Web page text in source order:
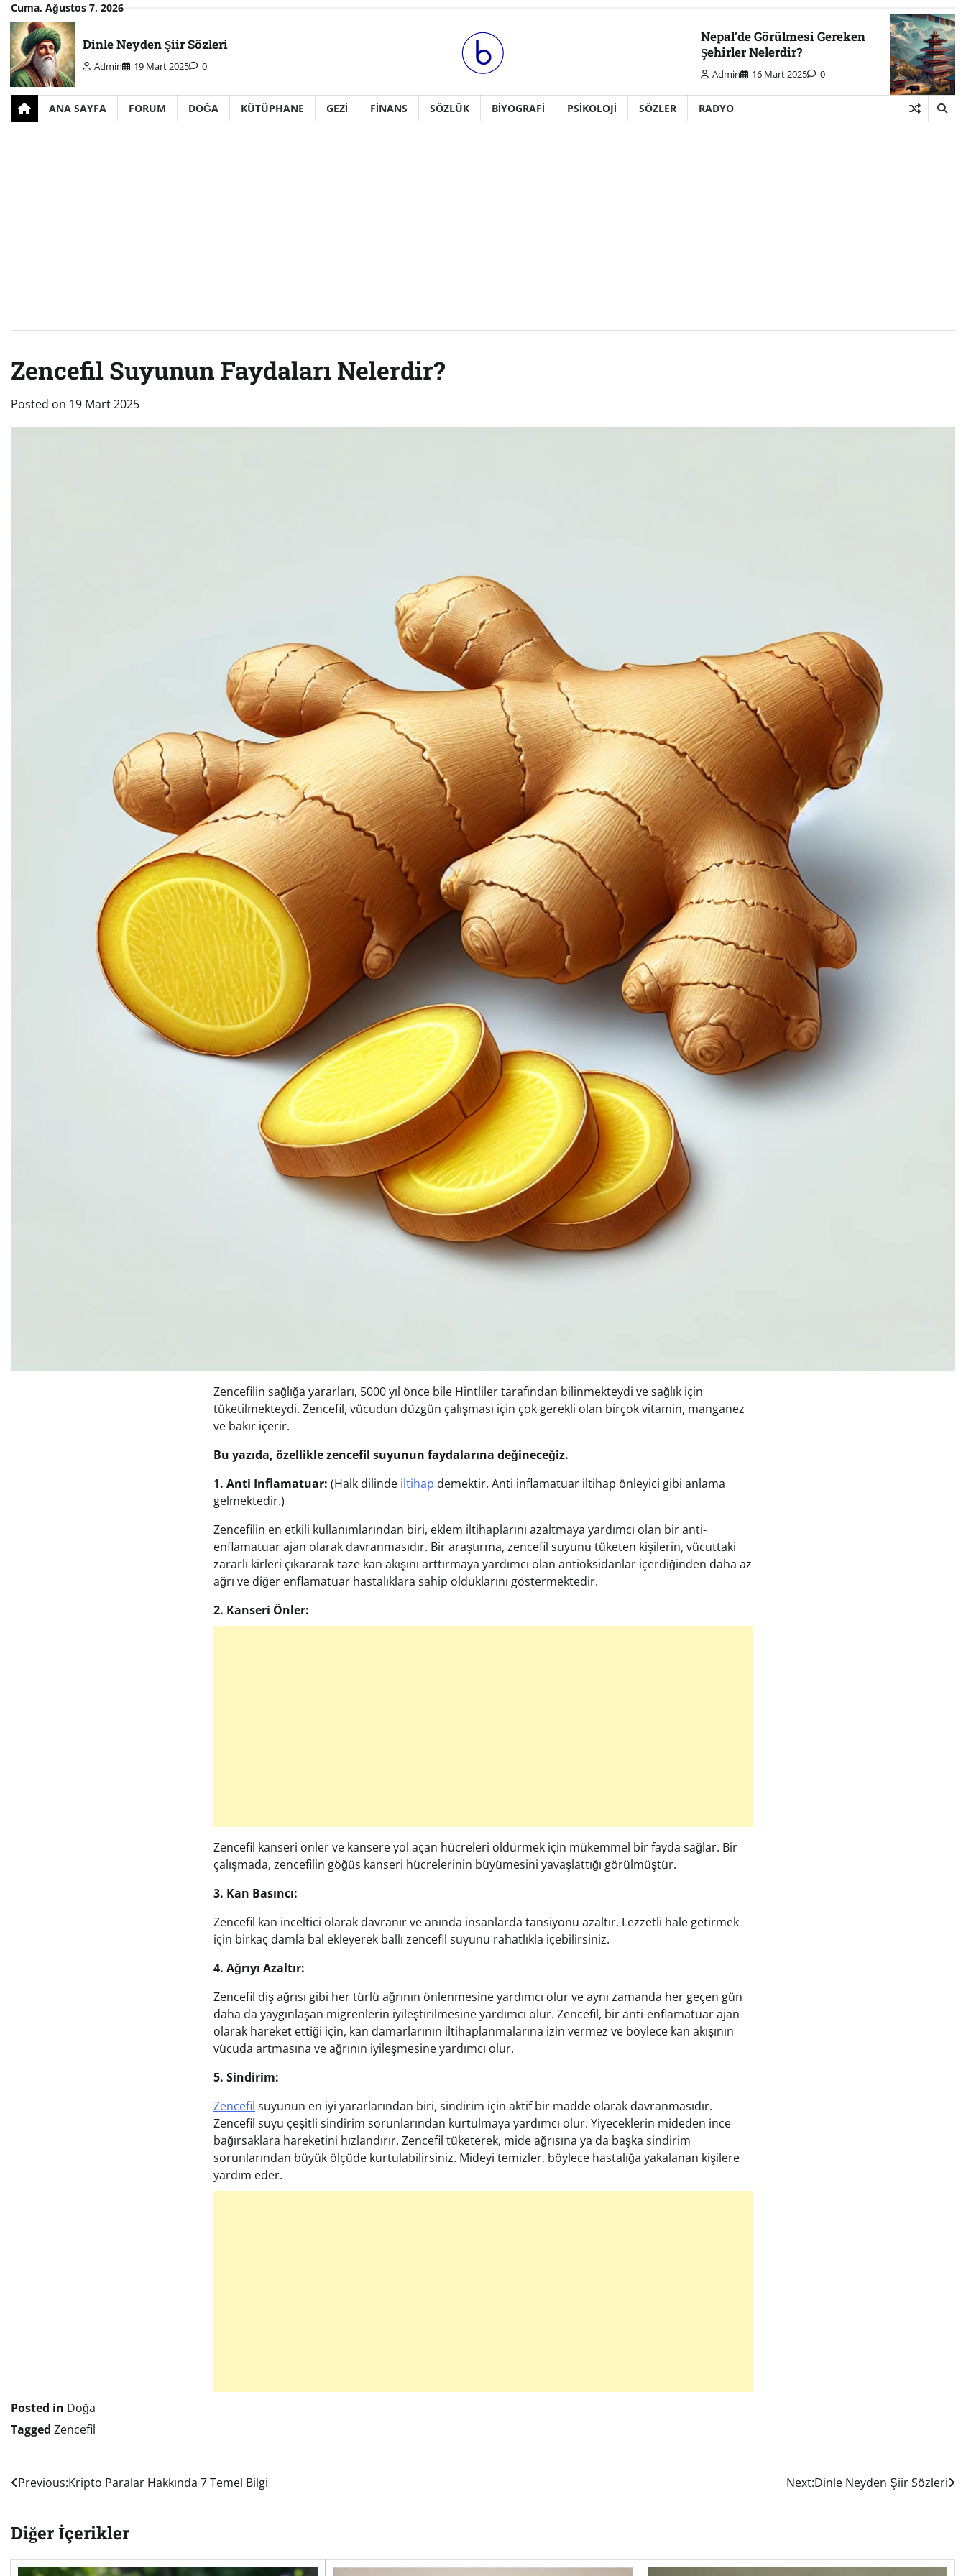
Skip
to
content
Cuma, Ağustos 7, 2026
Dinle Neyden Şiir Sözleri
Admin 19 Mart 2025 0
Nepal’de Görülmesi Gereken
Şehirler Nelerdir?
Admin 16 Mart 2025 0
ANA SAYFA FORUM DOĞA KÜTÜPHANE GEZI FINANS SÖZLÜK BIYOGRAFI PSIKOLOJI SÖZLER RADYO
Zencefil Suyunun Faydaları Nelerdir?
Posted on 19 Mart 2025
Zencefilin sağlığa yararları, 5000 yıl önce bile Hintliler tarafından bilinmekteydi ve sağlık için
tüketilmekteydi. Zencefil, vücudun düzgün çalışması için çok gerekli olan birçok vitamin, manganez
ve bakır içerir.
Bu yazıda, özellikle zencefil suyunun faydalarına değineceğiz.
1. Anti Inflamatuar: (Halk dilinde iltihap demektir. Anti inflamatuar iltihap önleyici gibi anlama
gelmektedir.)
Zencefilin en etkili kullanımlarından biri, eklem iltihaplarını azaltmaya yardımcı olan bir anti-
enflamatuar ajan olarak davranmasıdır. Bir araştırma, zencefil suyunu tüketen kişilerin, vücuttaki
zararlı kirleri çıkararak taze kan akışını arttırmaya yardımcı olan antioksidanlar içerdiğinden daha az
ağrı ve diğer enflamatuar hastalıklara sahip olduklarını göstermektedir.
2. Kanseri Önler:
Zencefil kanseri önler ve kansere yol açan hücreleri öldürmek için mükemmel bir fayda sağlar. Bir
çalışmada, zencefilin göğüs kanseri hücrelerinin büyümesini yavaşlattığı görülmüştür.
3. Kan Basıncı:
Zencefil kan inceltici olarak davranır ve anında insanlarda tansiyonu azaltır. Lezzetli hale getirmek
için birkaç damla bal ekleyerek ballı zencefil suyunu rahatlıkla içebilirsiniz.
4. Ağrıyı Azaltır:
Zencefil diş ağrısı gibi her türlü ağrının önlenmesine yardımcı olur ve aynı zamanda her geçen gün
daha da yaygınlaşan migrenlerin iyileştirilmesine yardımcı olur. Zencefil, bir anti-enflamatuar ajan
olarak hareket ettiği için, kan damarlarının iltihaplanmalarına izin vermez ve böylece kan akışının
vücuda artmasına ve ağrının iyileşmesine yardımcı olur.
5. Sindirim:
Zencefil suyunun en iyi yararlarından biri, sindirim için aktif bir madde olarak davranmasıdır.
Zencefil suyu çeşitli sindirim sorunlarından kurtulmaya yardımcı olur. Yiyeceklerin mideden ince
bağırsaklara hareketini hızlandırır. Zencefil tüketerek, mide ağrısına ya da başka sindirim
sorunlarından büyük ölçüde kurtulabilirsiniz. Mideyi temizler, böylece hastalığa yakalanan kişilere
yardım eder.
Posted in Doğa
Tagged Zencefil
Yazı
Previous:Kripto Paralar Hakkında 7 Temel Bilgi Next:Dinle Neyden Şiir Sözleri
Diğer İçerikler